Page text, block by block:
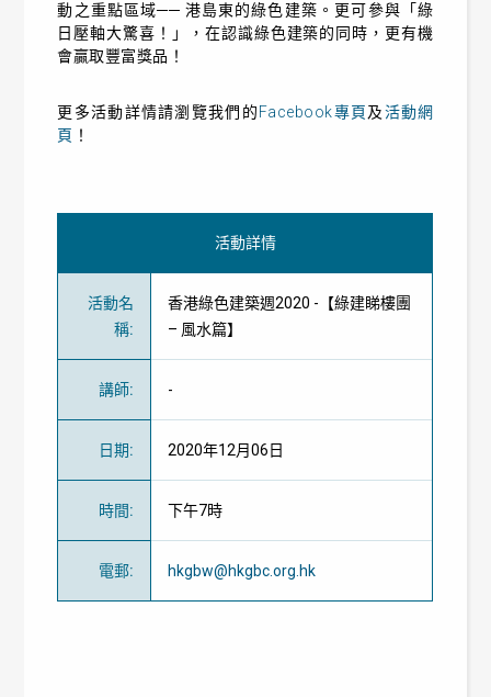
動之重點區域── 港島東的綠色建築。更可參與「綠
日壓軸大驚喜！」，在認識綠色建築的同時，更有機
會贏取豐富獎品！
更多活動詳情請瀏覽我們的Facebook專頁及活動網
頁 ！
活動詳情
活動名
稱:
香港綠色建築週2020 -【綠建睇樓團
– 風水篇】
講師: -
日期: 2020年12月06日
時間: 下午7時
電郵: hkgbw@hkgbc.org.hk